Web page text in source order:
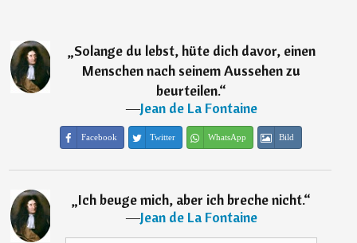
„Solange du lebst, hüte dich davor, einen
Menschen nach seinem Aussehen zu
beurteilen.“
―Jean de La Fontaine
Facebook Twitter WhatsApp Bild
„Ich beuge mich, aber ich breche nicht.“
―Jean de La Fontaine